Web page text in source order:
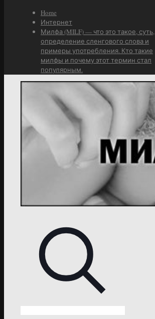
Home
Интернет
Милфа (MILF) — что это такое, суть,
определение сленгового слова и
примеры употребления. Кто такие
милфы и почему этот термин стал
популярным.